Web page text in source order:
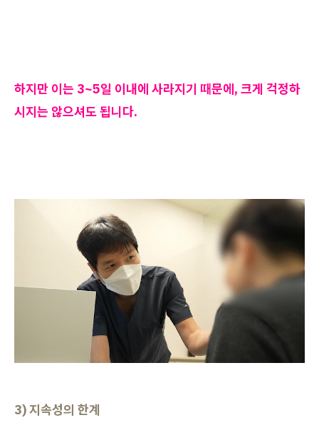
하지만 이는 3~5일 이내에 사라지기 때문에, 크게 걱정하
시지는 않으셔도 됩니다.
3) 지속성의 한계